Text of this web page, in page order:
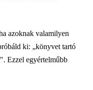
azoknak valamilyen
ki: „könyvet tartó
Ezzel egyértelműbb